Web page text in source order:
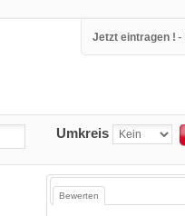
Jetzt eintragen ! -
Umkreis
Bewerten